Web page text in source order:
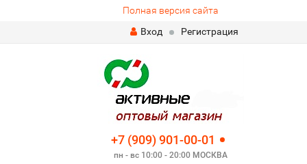
Полная версия сайта
Вход
Регистрация
+7 (909) 901-00-01
пн - вс 10:00 - 20:00 МОСКВА